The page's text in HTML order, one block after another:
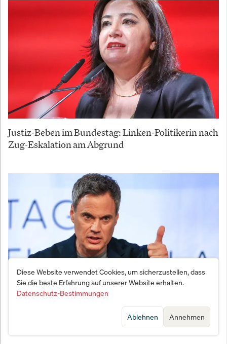
Justiz-Beben im Bundestag: Linken-Politikerin nach
Zug-Eskalation am Abgrund
Bürgergeld-Beben im ZDF: Droht dem Sender jetzt
Diese Website verwendet Cookies, um sicherzustellen, dass
Sie die beste Erfahrung auf unserer Website erhalten.
Datenschutz-Bestimmungen
Annehmen
Ablehnen